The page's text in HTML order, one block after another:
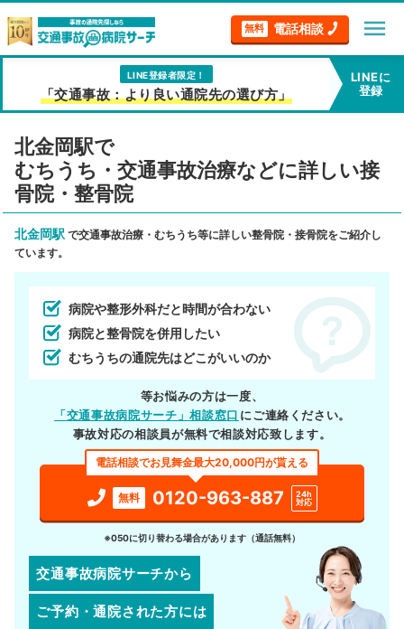
無料 電話相談 menu
LINE登録者限定！
「交通事故：より良い通院先の選び方」
LINEに
登録
北金岡駅で
むちうち・交通事故治療などに詳しい接
骨院・整骨院
北金岡駅 で交通事故治療・むちうち等に詳しい整骨院・接骨院をご紹介し
ています。
病院や整形外科だと時間が合わない
病院と整骨院を併用したい
むちうちの通院先はどこがいいのか
等お悩みの方は一度、
「交通事故病院サーチ」相談窓口 にご連絡ください。
事故対応の相談員が無料で相談対応致します。
電話相談でお見舞金最大20,000円が貰える
無料 0120-963-887
24h
対応
※050に切り替わる場合があります（通話無料）
交通事故病院サーチから
ご予約・通院された方には